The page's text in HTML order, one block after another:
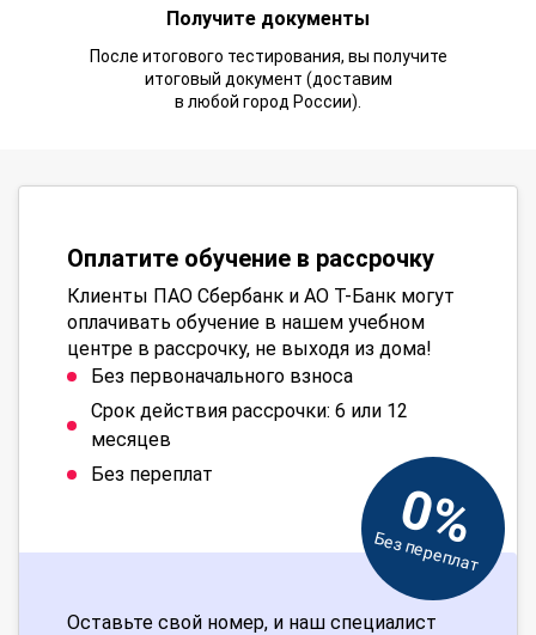
Получите документы
После итогового тестирования, вы получите
итоговый документ (доставим
в любой город России).
Оплатите обучение в рассрочку
Клиенты ПАО Сбербанк и АО Т-Банк могут
оплачивать обучение в нашем учебном
центре в рассрочку, не выходя из дома!
Без первоначального взноса
Срок действия рассрочки: 6 или 12
месяцев
Без переплат
0%
Без переплат
Оставьте свой номер, и наш специалист